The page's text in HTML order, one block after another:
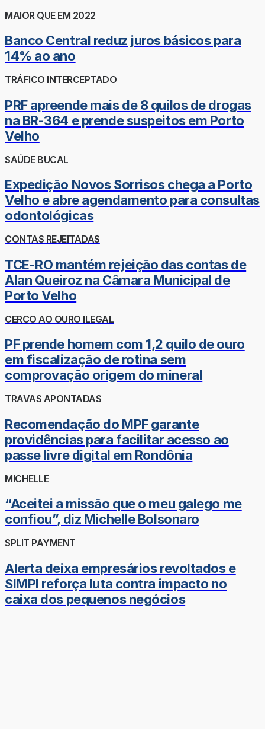
MAIOR QUE EM 2022
Banco Central reduz juros básicos para
14% ao ano
TRÁFICO INTERCEPTADO
PRF apreende mais de 8 quilos de drogas
na BR-364 e prende suspeitos em Porto
Velho
SAÚDE BUCAL
Expedição Novos Sorrisos chega a Porto
Velho e abre agendamento para consultas
odontológicas
CONTAS REJEITADAS
TCE-RO mantém rejeição das contas de
Alan Queiroz na Câmara Municipal de
Porto Velho
CERCO AO OURO ILEGAL
PF prende homem com 1,2 quilo de ouro
em fiscalização de rotina sem
comprovação origem do mineral
TRAVAS APONTADAS
Recomendação do MPF garante
providências para facilitar acesso ao
passe livre digital em Rondônia
MICHELLE
“Aceitei a missão que o meu galego me
confiou”, diz Michelle Bolsonaro
SPLIT PAYMENT
Alerta deixa empresários revoltados e
SIMPI reforça luta contra impacto no
caixa dos pequenos negócios